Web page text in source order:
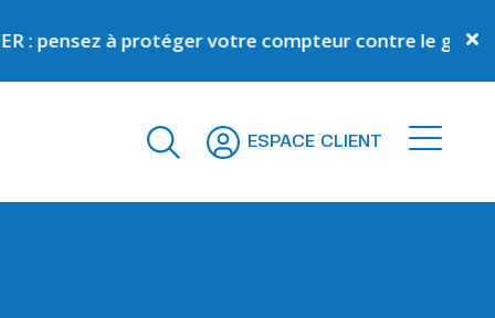
à protéger votre compteur contre le gelEn savoir
ESPACE CLIENT